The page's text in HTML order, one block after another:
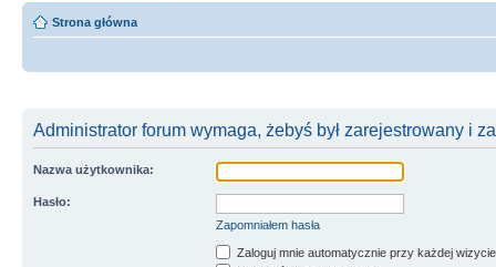
Strona główna
Administrator forum wymaga, żebyś był zarejestrowany i
Nazwa użytkownika:
Hasło:
Zapomniałem hasła
Zaloguj mnie automatycznie przy każdej wizycie